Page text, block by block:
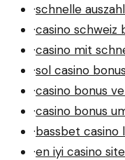
·schnelle
·casino schweiz
·casino mit
·sol casino
·casino bonus
·casino bonus
·bassbet casino
·en iyi casino